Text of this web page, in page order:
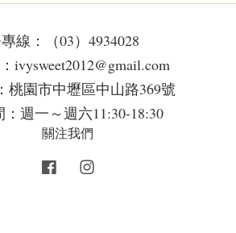
線：（03）4934028
ivysweet2012@gmail.com
桃園市中壢區中山路369號
週一～週六11:30-18:30
關注我們
Facebook